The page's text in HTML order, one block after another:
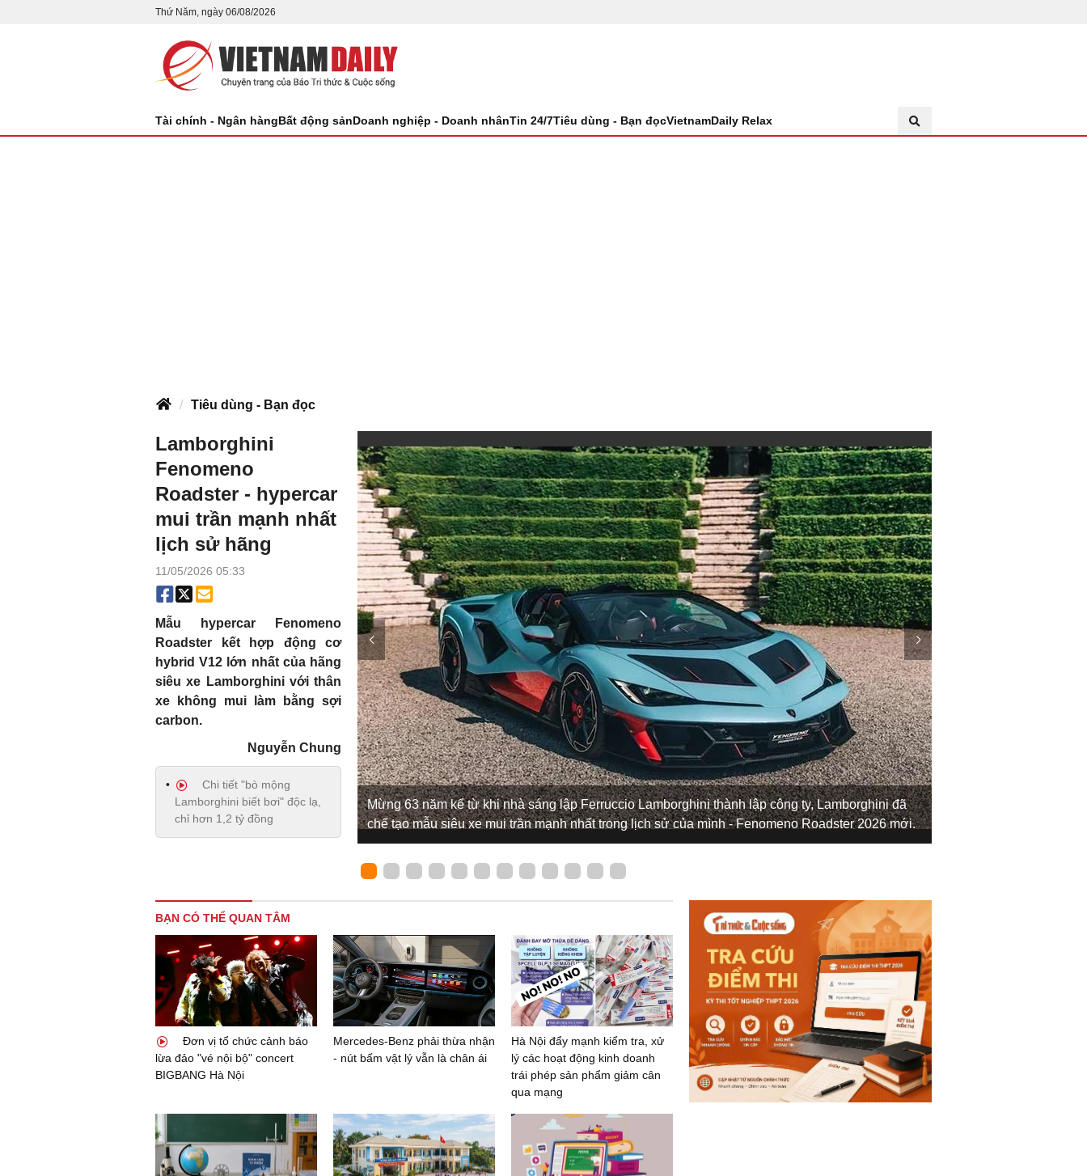
Thứ Năm, ngày 06/08/2026
Tài chính - Ngân hàngBất động sảnDoanh nghiệp - Doanh nhânTin 24/7Tiêu dùng - Bạn đọcVietnamDaily Relax
Tiêu dùng - Bạn đọc
Lamborghini
Fenomeno
Roadster - hypercar
mui trần mạnh nhất
lịch sử hãng
11/05/2026 05:33
Mẫu hypercar Fenomeno
Roadster kết hợp động cơ
hybrid V12 lớn nhất của hãng
siêu xe Lamborghini với thân
xe không mui làm bằng sợi
carbon.
Nguyễn Chung
Chi tiết "bò mộng
Lamborghini biết bơi" độc lạ,
chỉ hơn 1,2 tỷ đồng
Mừng 63 năm kể từ khi nhà sáng lập Ferruccio Lamborghini thành lập công ty, Lamborghini đã
chế tạo mẫu siêu xe mui trần mạnh nhất trong lịch sử của mình - Fenomeno Roadster 2026 mới.
BẠN CÓ THỂ QUAN TÂM
Đơn vị tổ chức cảnh báo
lừa đảo "vé nội bộ" concert
BIGBANG Hà Nội
Mercedes-Benz phải thừa nhận
- nút bấm vật lý vẫn là chân ái
Hà Nội đẩy mạnh kiểm tra, xử
lý các hoạt động kinh doanh
trái phép sản phẩm giảm cân
qua mạng